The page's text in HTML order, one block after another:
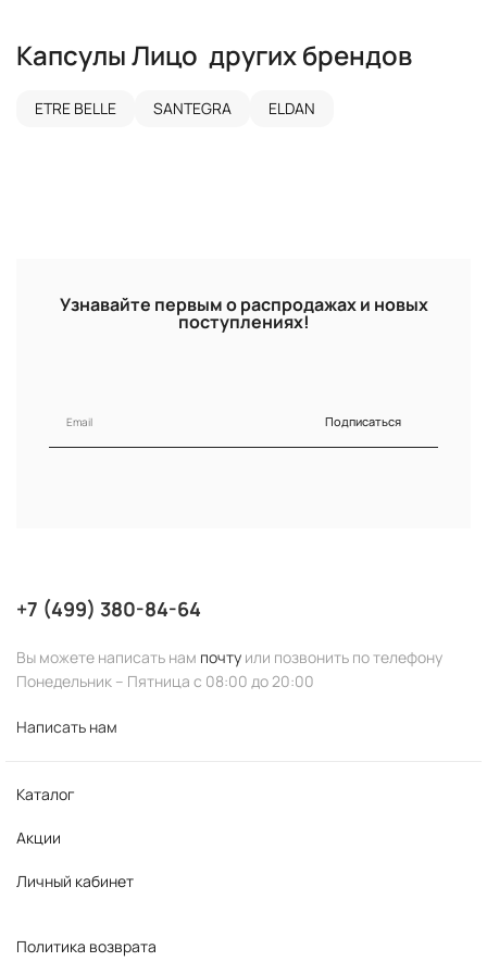
КапсулыЛицо других брендов
ETRE BELLE SANTEGRA ELDAN
Узнавайте первым о распродажах и новых
поступлениях!
Подписаться
Политика возврата
Каталог
Акции
Личный кабинет
+7 (499) 380-84-64
Вы можете написать нам почту или позвонить по телефону
Понедельник – Пятница с 08:00 до 20:00
Написать нам